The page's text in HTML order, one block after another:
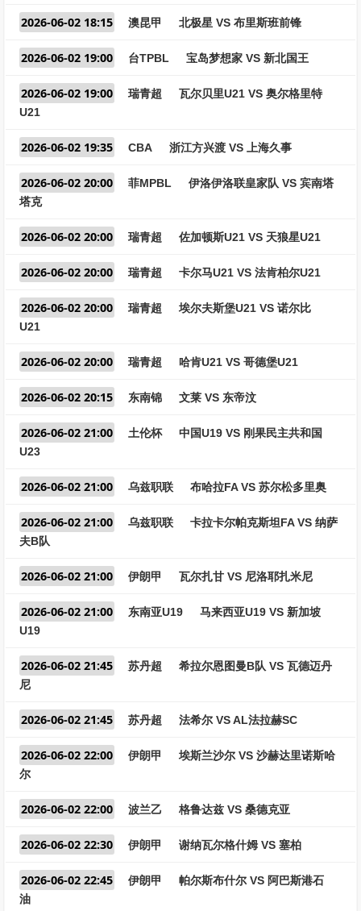
2026-06-02 18:15 澳昆甲 北极星 VS 布里斯班前锋
2026-06-02 19:00 台TPBL 宝岛梦想家 VS 新北国王
2026-06-02 19:00 瑞青超
瓦尔贝里U21 VS 奥尔格里特
U21
2026-06-02 19:35 CBA 浙江方兴渡 VS 上海久事
2026-06-02 20:00 菲MPBL
伊洛伊洛联皇家队 VS 宾南塔
塔克
2026-06-02 20:00 瑞青超 佐加顿斯U21 VS 天狼星U21
2026-06-02 20:00 瑞青超 卡尔马U21 VS 法肯柏尔U21
2026-06-02 20:00 瑞青超
埃尔夫斯堡U21 VS 诺尔比
U21
2026-06-02 20:00 瑞青超 哈肯U21 VS 哥德堡U21
2026-06-02 20:15 东南锦 文莱 VS 东帝汶
2026-06-02 21:00 土伦杯
中国U19 VS 刚果民主共和国
U23
2026-06-02 21:00 乌兹职联 布哈拉FA VS 苏尔松多里奥
2026-06-02 21:00 乌兹职联
卡拉卡尔帕克斯坦FA VS 纳萨
夫B队
2026-06-02 21:00 伊朗甲 瓦尔扎甘 VS 尼洛耶扎米尼
2026-06-02 21:00 东南亚U19
马来西亚U19 VS 新加坡
U19
2026-06-02 21:45 苏丹超
希拉尔恩图曼B队 VS 瓦德迈丹
尼
2026-06-02 21:45 苏丹超 法希尔 VS AL法拉赫SC
2026-06-02 22:00 伊朗甲
埃斯兰沙尔 VS 沙赫达里诺斯哈
尔
2026-06-02 22:00 波兰乙 格鲁达兹 VS 桑德克亚
2026-06-02 22:30 伊朗甲 谢纳瓦尔格什姆 VS 塞柏
2026-06-02 22:45 伊朗甲
帕尔斯布什尔 VS 阿巴斯港石
油